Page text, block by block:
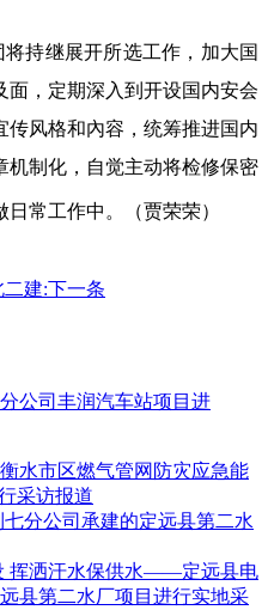
持继展开所选工作，加大国
面，定期深入到开设国内安会
风格和內容，统筹推进国内
机制化，自觉主动将检修保密
常工作中。（贾荣荣）
二建:下一条
公司丰润汽车站项目进
水市区燃气管网防灾应急能
采访报道
分公司承建的定远县第二水
挥洒汗水保供水——定远县电
县第二水厂项目进行实地采